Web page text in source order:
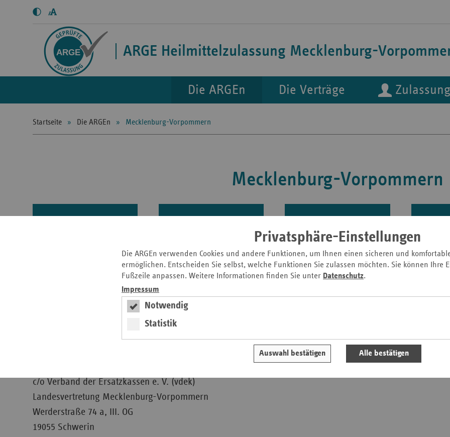
Privatsphäre-Einstellungen
Die ARGEn verwenden Cookies und andere Funktionen, um Ihnen einen sicheren und
ermöglichen. Entscheiden Sie selbst, welche Funktionen Sie zulassen möchten. Sie können Ihre
Fußzeile anpassen. Weitere Informationen finden Sie unter Datenschutz.
Impressum
Notwendig
Statistik
Auswahl bestätigen Alle bestätigen
aktivierenanpassen
ARGE Heilmittelzulassung Mecklenburg-
Die ARGEn Die Verträge
Startseite Die ARGEn Mecklenburg-Vorpommern
Mecklenburg-Vorpommern
Ergotherapie
ARGE Heilmittelzulassung Mecklenburg-Vorpommern
c/o Verband der Ersatzkassen e. V. (vdek)
Landesvertretung Mecklenburg-Vorpommern
Werderstraße 74 a, III. OG
19055 Schwerin